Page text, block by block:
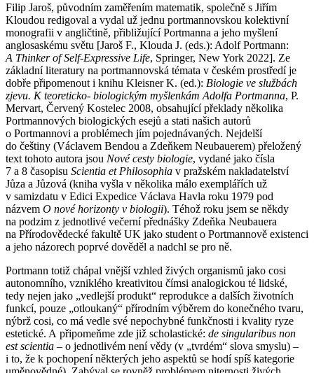
Filip Jaroš, původním zaměřením matematik, společně s Jiřím
Kloudou redigoval a vydal už jednu portmannovskou kolektivní
monografii v angličtině, přibližující Portmanna a jeho myšlení
anglosaskému světu [Jaroš F., Klouda J. (eds.): Adolf Portmann:
A Thinker of Self-Expressive Life, Springer, New York 2022]. Ze
základní literatury na portmannovská témata v českém prostředí je
dobře připomenout i knihu Kleisner K. (ed.): Biologie ve službách
zjevu. K teoreticko- biologickým myšlenkám Adolfa Portmanna, P.
Mervart, Červený Kostelec 2008, obsahující překlady několika
Portmannových biologických esejů a stati našich autorů
o Portmannovi a problémech jím pojednávaných. Nejdelší
do češtiny (Václavem Bendou a Zdeňkem Neubauerem) přeložený
text tohoto autora jsou Nové cesty biologie, vydané jako čísla
7 a 8 časopisu Scientia et Philosophia v pražském nakladatelství
Jůza a Jůzová (kniha vyšla v několika málo exemplářích už
v samizdatu v Edici Expedice Václava Havla roku 1979 pod
názvem O nové horizonty v biologii). Téhož roku jsem se někdy
na podzim z jednotlivé večerní přednášky Zdeňka Neubauera
na Přírodovědecké fakultě UK jako student o Portmannově existenci
a jeho názorech poprvé dověděl a nadchl se pro ně.
Portmann totiž chápal vnější vzhled živých organismů jako cosi
autonomního, vzniklého kreativitou čímsi analogickou té lidské,
tedy nejen jako „vedlejší produkt“ reprodukce a dalších životních
funkcí, pouze „otloukaný“ přírodním výběrem do konečného tvaru,
nýbrž cosi, co má vedle své nepochybné funkčnosti i kvality ryze
estetické. A připomeňme zde již scholastické: de singularibus non
est scientia – o jednotlivém není vědy (v „tvrdém“ slova smyslu) –
i to, že k pochopení některých jeho aspektů se hodí spíš kategorie